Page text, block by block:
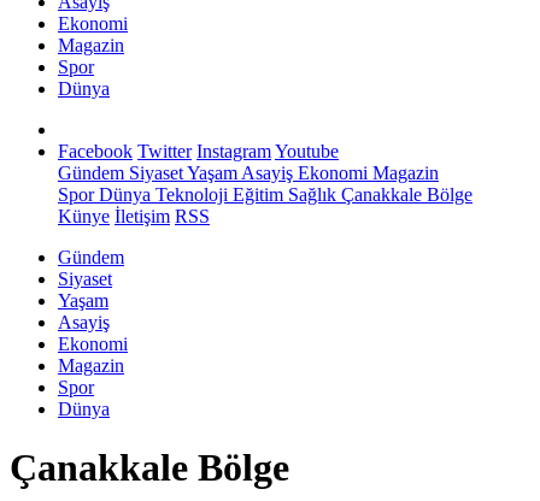
Ekonomi
Magazin
Spor
Dünya
Facebook Twitter InstagramYoutube
Gündem SiyasetYaşam Asayiş Ekonomi Magazin
SporDünya Teknoloji Eğitim Sağlık Çanakkale Bölge
Künye İletişim RSS
Gündem
Siyaset
Yaşam
Asayiş
Ekonomi
Magazin
Spor
Dünya
Çanakkale Bölge